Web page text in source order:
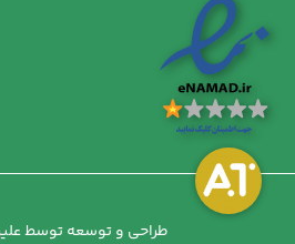
طراحی و توسعه توسط